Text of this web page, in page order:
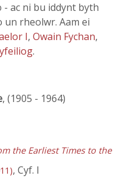
- ac ni bu iddynt byth
un rheolwr. Aam ei
I, Owain Fychan,
.
, (1905 - 1964)
the Earliest Times to the
, Cyf. I